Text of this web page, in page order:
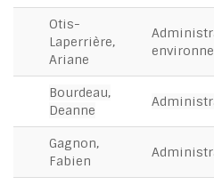
Otis-
Laperrière,
Ariane
Bourdeau,
Deanne
Gagnon,
Fabien